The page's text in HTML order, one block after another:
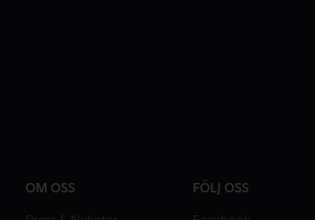
OM OSS FÖLJ OSS